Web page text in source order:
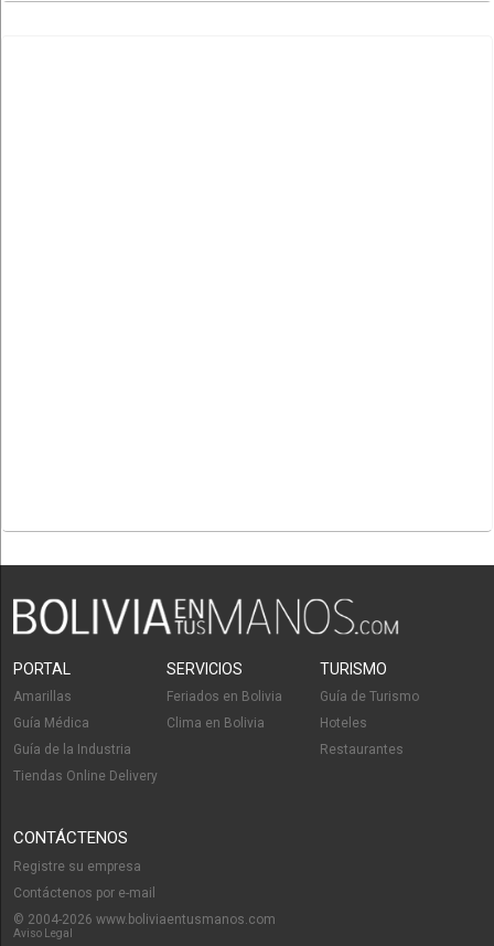
PORTAL
Amarillas
Guía Médica
Guía de la Industria
Tiendas Online Delivery
SERVICIOS
Feriados en Bolivia
Clima en Bolivia
TURISMO
Guía de Turismo
Hoteles
Restaurantes
CONTÁCTENOS
Registre su empresa
Contáctenos por e-mail
© 2004-2026 www.boliviaentusmanos.com
Aviso Legal